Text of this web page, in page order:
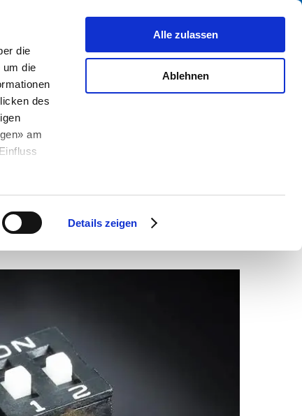
die
um die
des
am
Details zeigen
Alle zulassen
Ablehnen
Kontakt